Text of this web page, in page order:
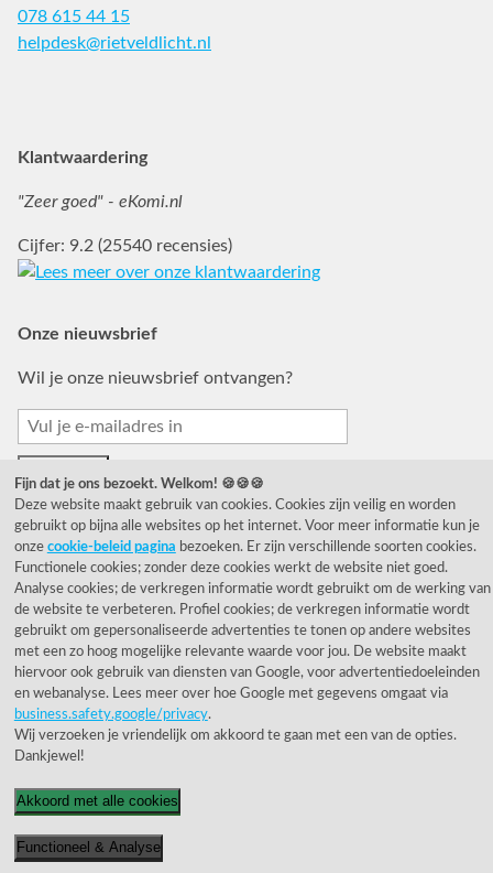
078 615 44 15
helpdesk@rietveldlicht.nl
Klantwaardering
"Zeer goed" - eKomi.nl
Cijfer: 9.2 (25540 recensies)
Onze nieuwsbrief
Wil je onze nieuwsbrief ontvangen?
© 1955 - 2026 Rietveld Licht B.V.
Fijn dat je ons bezoekt. Welkom! 🍪🍪🍪
Deze website maakt gebruik van cookies. Cookies zijn veilig en worden
gebruikt op bijna alle websites op het internet. Voor meer informatie kun je
onze cookie-beleid pagina bezoeken. Er zijn verschillende soorten cookies.
Functionele cookies; zonder deze cookies werkt de website niet goed.
Analyse cookies; de verkregen informatie wordt gebruikt om de werking van
de website te verbeteren. Profiel cookies; de verkregen informatie wordt
gebruikt om gepersonaliseerde advertenties te tonen op andere websites
met een zo hoog mogelijke relevante waarde voor jou. De website maakt
hiervoor ook gebruik van diensten van Google, voor advertentiedoeleinden
en webanalyse. Lees meer over hoe Google met gegevens omgaat via
business.safety.google/privacy.
Wij verzoeken je vriendelijk om akkoord te gaan met een van de opties.
Dankjewel!
Akkoord met alle cookies
Functioneel & Analyse